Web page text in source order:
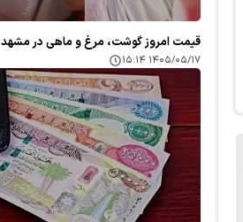
قیمت امروز گوشت، مرغ و ماهی در مشهد
۱۴۰۵/۰۵/۱۷ ۱۵:۱۴